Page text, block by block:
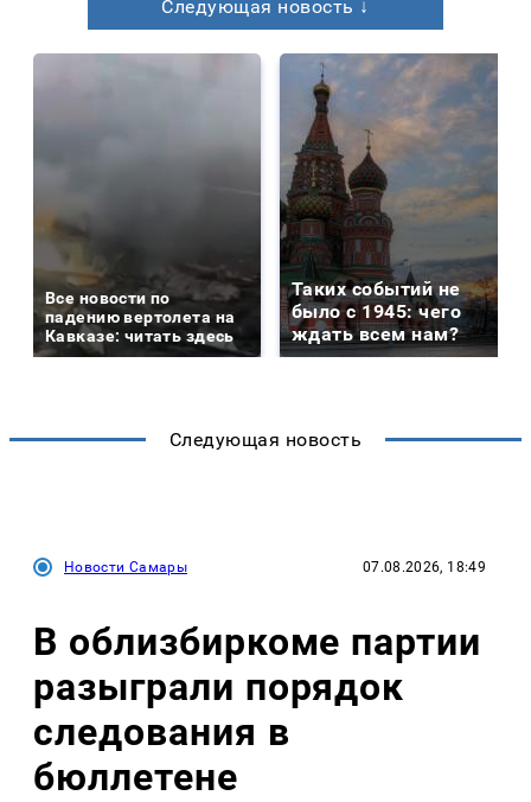
Следующая новость ↓
Все новости по
падению вертолета на
Кавказе: читать здесь
Таких событий не
было с 1945: чего
ждать всем нам?
Следующая новость
Новости Самары 07.08.2026, 18:49
В облизбиркоме партии
разыграли порядок
следования в
бюллетене